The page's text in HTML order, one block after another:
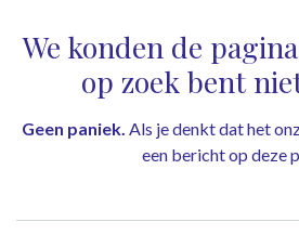
Fout 404
We konden de
op zoek bent
Geen paniek. Als je denkt dat het
een bericht op deze